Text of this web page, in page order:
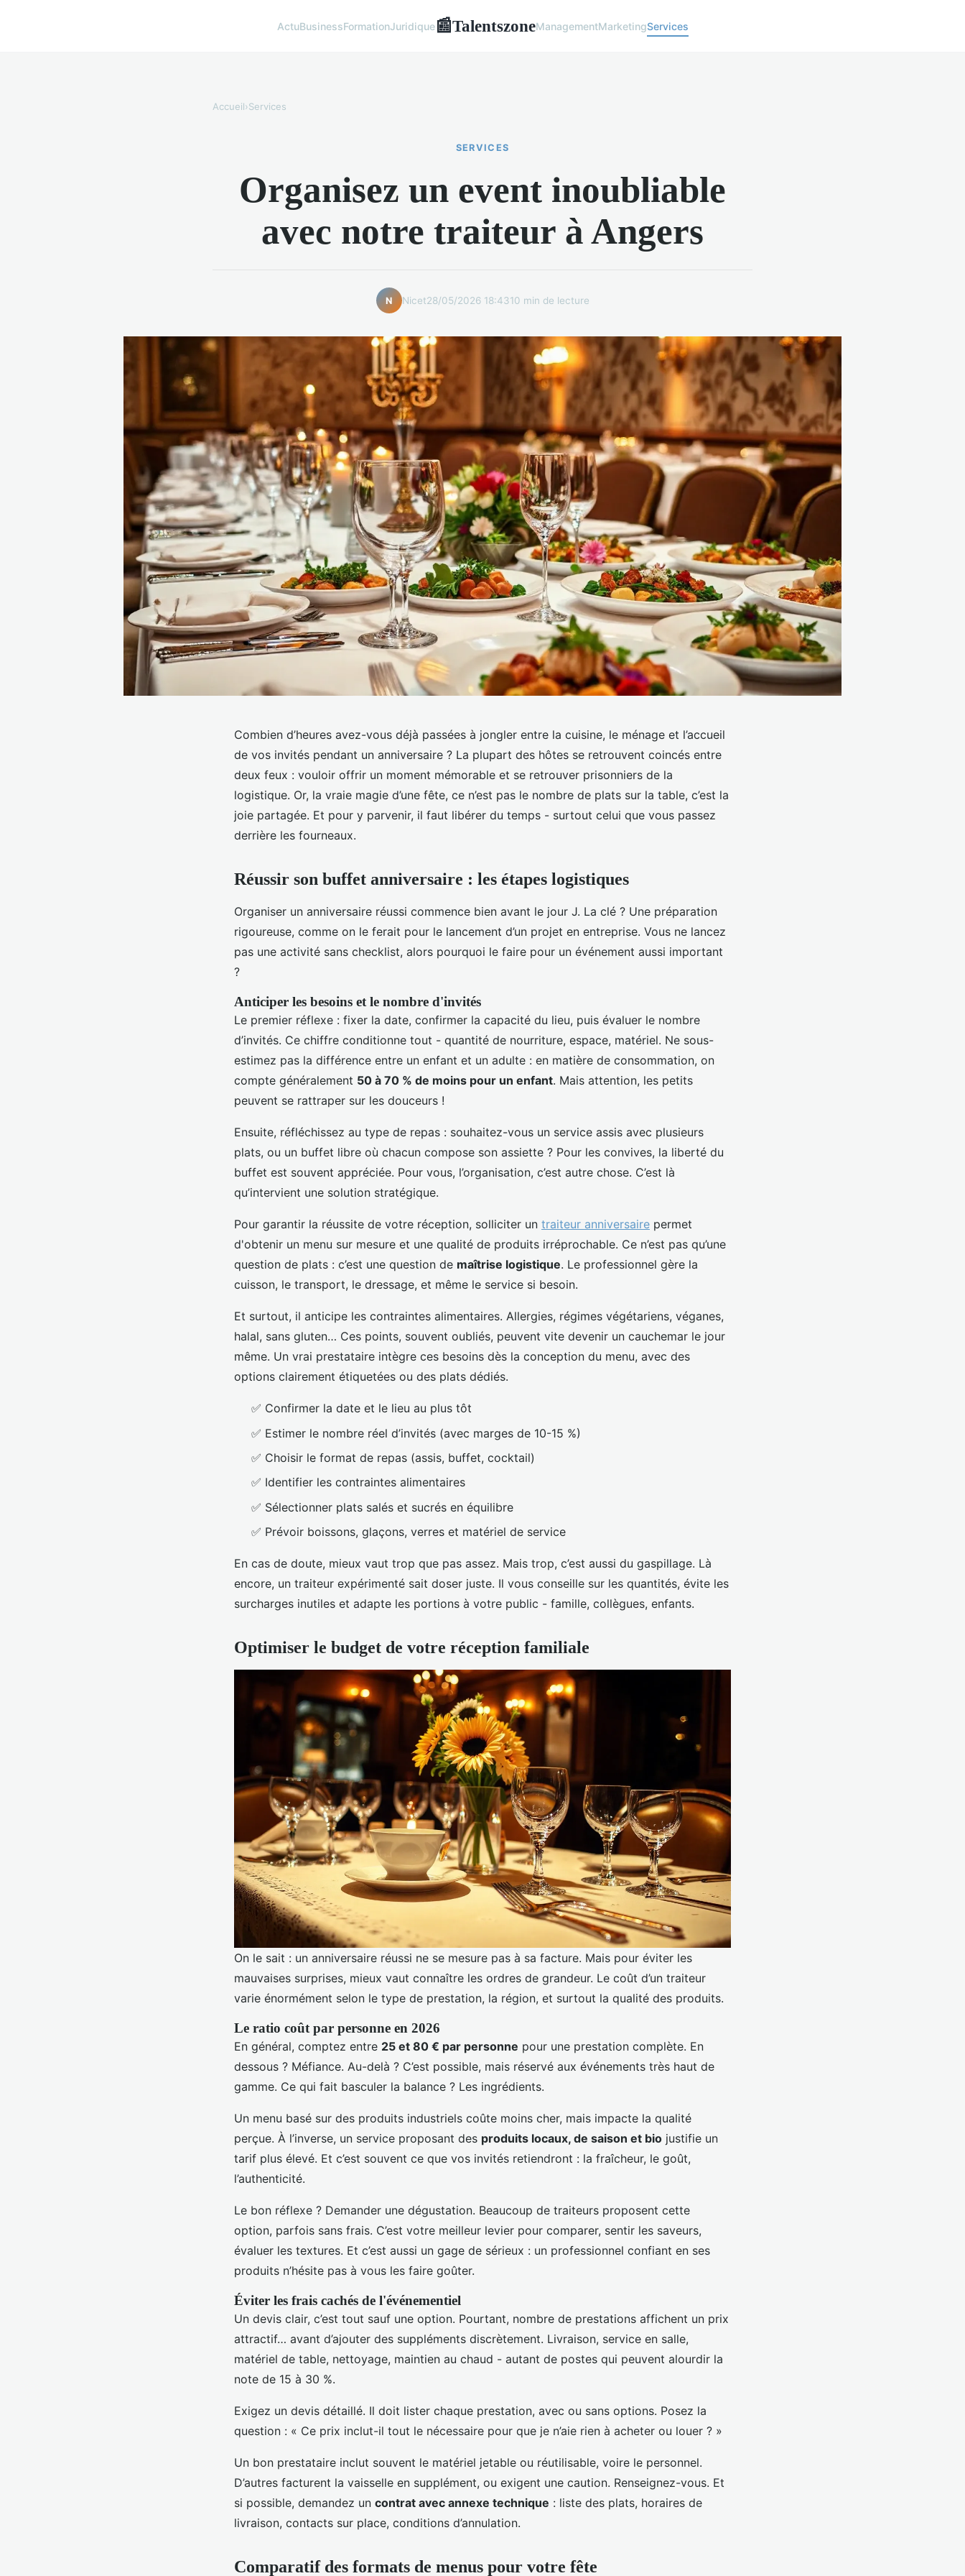
ActuBusinessFormationJuridique📰TalentszoneManagementMarketingServices
Accueil›Services
SERVICES
Organisez un event inoubliable
avec notre traiteur à Angers
N Nicet28/05/2026 18:4310 min de lecture
Combien d’heures avez-vous déjà passées à jongler entre la cuisine, le ménage et l’accueil
de vos invités pendant un anniversaire ? La plupart des hôtes se retrouvent coincés entre
deux feux : vouloir offrir un moment mémorable et se retrouver prisonniers de la
logistique. Or, la vraie magie d’une fête, ce n’est pas le nombre de plats sur la table, c’est la
joie partagée. Et pour y parvenir, il faut libérer du temps - surtout celui que vous passez
derrière les fourneaux.
Réussir son buffet anniversaire : les étapes logistiques
Organiser un anniversaire réussi commence bien avant le jour J. La clé ? Une préparation
rigoureuse, comme on le ferait pour le lancement d’un projet en entreprise. Vous ne lancez
pas une activité sans checklist, alors pourquoi le faire pour un événement aussi important
?
Anticiper les besoins et le nombre d'invités
Le premier réflexe : fixer la date, confirmer la capacité du lieu, puis évaluer le nombre
d’invités. Ce chiffre conditionne tout - quantité de nourriture, espace, matériel. Ne sous-
estimez pas la différence entre un enfant et un adulte : en matière de consommation, on
compte généralement 50 à 70 % de moins pour un enfant. Mais attention, les petits
peuvent se rattraper sur les douceurs !
Ensuite, réfléchissez au type de repas : souhaitez-vous un service assis avec plusieurs
plats, ou un buffet libre où chacun compose son assiette ? Pour les convives, la liberté du
buffet est souvent appréciée. Pour vous, l’organisation, c’est autre chose. C’est là
qu’intervient une solution stratégique.
Pour garantir la réussite de votre réception, solliciter un traiteur anniversaire permet
d'obtenir un menu sur mesure et une qualité de produits irréprochable. Ce n’est pas qu’une
question de plats : c’est une question de maîtrise logistique. Le professionnel gère la
cuisson, le transport, le dressage, et même le service si besoin.
Et surtout, il anticipe les contraintes alimentaires. Allergies, régimes végétariens, véganes,
halal, sans gluten… Ces points, souvent oubliés, peuvent vite devenir un cauchemar le jour
même. Un vrai prestataire intègre ces besoins dès la conception du menu, avec des
options clairement étiquetées ou des plats dédiés.
✅ Confirmer la date et le lieu au plus tôt
✅ Estimer le nombre réel d’invités (avec marges de 10-15 %)
✅ Choisir le format de repas (assis, buffet, cocktail)
✅ Identifier les contraintes alimentaires
✅ Sélectionner plats salés et sucrés en équilibre
✅ Prévoir boissons, glaçons, verres et matériel de service
En cas de doute, mieux vaut trop que pas assez. Mais trop, c’est aussi du gaspillage. Là
encore, un traiteur expérimenté sait doser juste. Il vous conseille sur les quantités, évite les
surcharges inutiles et adapte les portions à votre public - famille, collègues, enfants.
Optimiser le budget de votre réception familiale
On le sait : un anniversaire réussi ne se mesure pas à sa facture. Mais pour éviter les
mauvaises surprises, mieux vaut connaître les ordres de grandeur. Le coût d’un traiteur
varie énormément selon le type de prestation, la région, et surtout la qualité des produits.
Le ratio coût par personne en 2026
En général, comptez entre 25 et 80 € par personne pour une prestation complète. En
dessous ? Méfiance. Au-delà ? C’est possible, mais réservé aux événements très haut de
gamme. Ce qui fait basculer la balance ? Les ingrédients.
Un menu basé sur des produits industriels coûte moins cher, mais impacte la qualité
perçue. À l’inverse, un service proposant des produits locaux, de saison et bio justifie un
tarif plus élevé. Et c’est souvent ce que vos invités retiendront : la fraîcheur, le goût,
l’authenticité.
Le bon réflexe ? Demander une dégustation. Beaucoup de traiteurs proposent cette
option, parfois sans frais. C’est votre meilleur levier pour comparer, sentir les saveurs,
évaluer les textures. Et c’est aussi un gage de sérieux : un professionnel confiant en ses
produits n’hésite pas à vous les faire goûter.
Éviter les frais cachés de l'événementiel
Un devis clair, c’est tout sauf une option. Pourtant, nombre de prestations affichent un prix
attractif… avant d’ajouter des suppléments discrètement. Livraison, service en salle,
matériel de table, nettoyage, maintien au chaud - autant de postes qui peuvent alourdir la
note de 15 à 30 %.
Exigez un devis détaillé. Il doit lister chaque prestation, avec ou sans options. Posez la
question : « Ce prix inclut-il tout le nécessaire pour que je n’aie rien à acheter ou louer ? »
Un bon prestataire inclut souvent le matériel jetable ou réutilisable, voire le personnel.
D’autres facturent la vaisselle en supplément, ou exigent une caution. Renseignez-vous. Et
si possible, demandez un contrat avec annexe technique : liste des plats, horaires de
livraison, contacts sur place, conditions d’annulation.
Comparatif des formats de menus pour votre fête